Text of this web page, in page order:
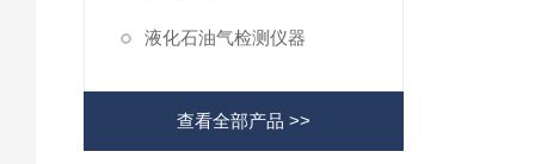
液化石油气检测仪器
查看全部产品 >>